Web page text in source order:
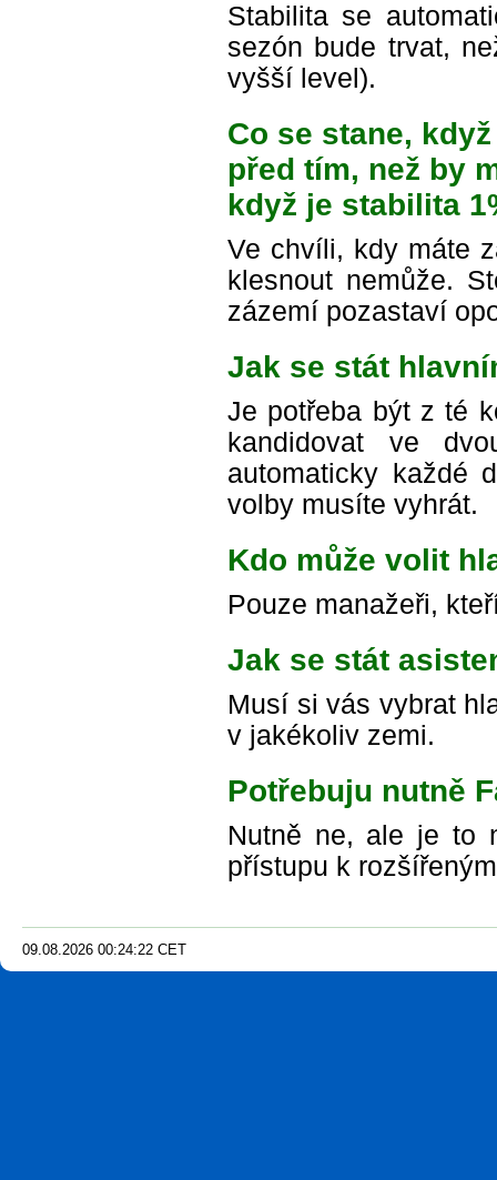
Stabilita se
sezón bude trvat,
vyšší level).
Co se stane,
před tím, než by
když je stabilita
Ve chvíli, kdy máte
klesnout nemůže.
zázemí pozastaví
Jak se stát
Je potřeba být z té
kandidovat ve
automaticky každé
volby musíte vyhrát.
Kdo může volit
Pouze manažeři,
Jak se stát
Musí si vás vybrat
v jakékoliv zemi.
Potřebuju nutně
Nutně ne, ale je to
přístupu k
09.08.2026 00:24:24 CET